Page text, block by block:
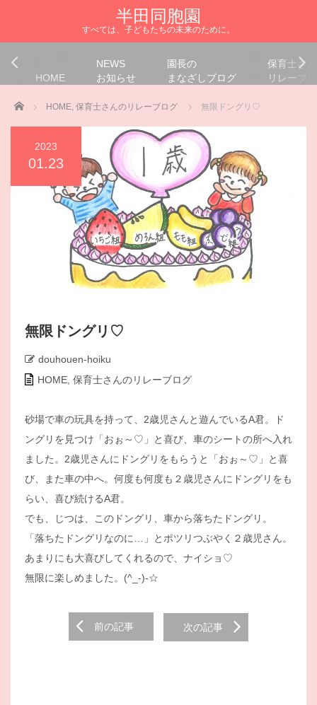
半田同胞園
すべては、子どもたちの未来のために。
HOME
NEWS
お知らせ
園長の
まなざしブログ
保育士さ
リレーブ
Home HOME, 保育士さんのリレーブログ 無限ドングリ♡
2023
01.23
無限ドングリ♡
douhouen-hoiku
HOME 保育士さんのリレーブログ
砂場で車の玩具を持って、2歳児さんと遊んでいるA君。ド
ングリを見つけ「おぉ～♡」と喜び、車のシートの所へ入れ
ました。2歳児さんにドングリをもらうと「おぉ～♡」と喜
び、また車の中へ。何度も何度も２歳児さんにドングリをも
らい、喜び続けるA君。
でも、じつは、このドングリ、車から落ちたドングリ。
「落ちたドングリなのに…」とポツリつぶやく２歳児さん。
あまりにも大喜びしてくれるので、ナイショ♡
無限に楽しめました。(^_-)-☆
navigation
前の記事 次の記事